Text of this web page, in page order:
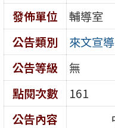
發佈單位
輔導室
公告類別
來文宣導
公告等級
無
點閱次數
161
公告內容